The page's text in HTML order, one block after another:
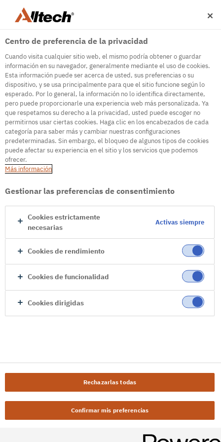
500
Internal Error Server
It seems we're experiencing some technical
difficulties. Try refreshing the page or go to the
homepage
Centro de preferencia de la privacidad
Cuando visita cualquier sitio web, el mismo podría obtener o guardar
información en su navegador, generalmente mediante el uso de cookies.
Esta información puede ser acerca de usted, sus preferencias o su
dispositivo, y se usa principalmente para que el sitio funcione según lo
esperado. Por lo general, la información no lo identifica directamente,
pero puede proporcionarle una experiencia web más personalizada. Ya
que respetamos su derecho a la privacidad, usted puede escoger no
permitirnos usar ciertas cookies. Haga clic en los encabezados de cada
categoría para saber más y cambiar nuestras configuraciones
predeterminadas. Sin embargo, el bloqueo de algunos tipos de cookies
puede afectar su experiencia en el sitio y los servicios que podemos
ofrecer.
Más información
Gestionar las preferencias de consentimiento
Cookies estrictamente
necesarias
Activas siempre
Cookies de rendimiento
Cookies de funcionalidad
Cookies dirigidas
Rechazarlas todas
Confirmar mis preferencias